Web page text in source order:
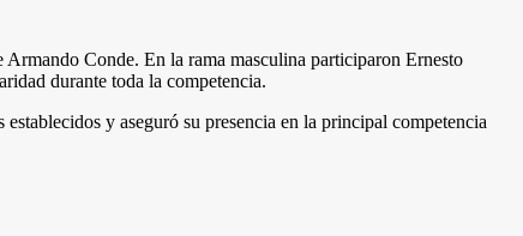
Conde. En la rama masculina participaron Ernesto
durante toda la competencia.
y aseguró su presencia en la principal competencia